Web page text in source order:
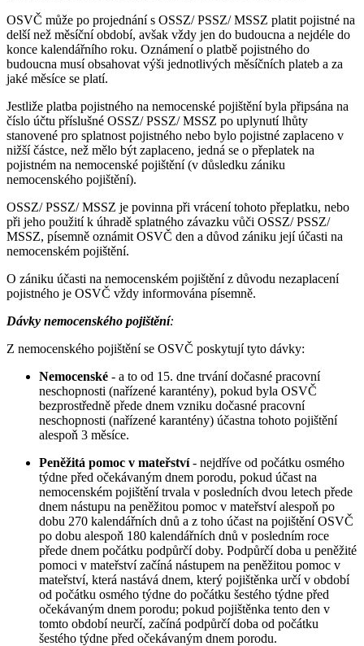
OSVČ může po projednání s OSSZ/ PSSZ/ MSSZ platit pojistné na
delší než měsíční období, avšak vždy jen do budoucna a nejdéle do
konce kalendářního roku. Oznámení o platbě pojistného do
budoucna musí obsahovat výši jednotlivých měsíčních plateb a za
jaké měsíce se platí.
Jestliže platba pojistného na nemocenské pojištění byla připsána na
číslo účtu příslušné OSSZ/ PSSZ/ MSSZ po uplynutí lhůty
stanovené pro splatnost pojistného nebo bylo pojistné zaplaceno v
nižší částce, než mělo být zaplaceno, jedná se o přeplatek na
pojistném na nemocenské pojištění (v důsledku zániku
nemocenského pojištění).
OSSZ/ PSSZ/ MSSZ je povinna při vrácení tohoto přeplatku, nebo
při jeho použití k úhradě splatného závazku vůči OSSZ/ PSSZ/
MSSZ, písemně oznámit OSVČ den a důvod zániku její účasti na
nemocenském pojištění.
O zániku účasti na nemocenském pojištění z důvodu nezaplacení
pojistného je OSVČ vždy informována písemně.
Dávky nemocenského pojištění:
Z nemocenského pojištění se OSVČ poskytují tyto dávky:
Nemocenské - a to od 15. dne trvání dočasné pracovní
neschopnosti (nařízené karantény), pokud byla OSVČ
bezprostředně přede dnem vzniku dočasné pracovní
neschopnosti (nařízené karantény) účastna tohoto pojištění
alespoň 3 měsíce.
Peněžitá pomoc v mateřství- nejdříve od počátku osmého
týdne před očekávaným dnem porodu, pokud účast na
nemocenském pojištění trvala v posledních dvou letech přede
dnem nástupu na peněžitou pomoc v mateřství alespoň po
dobu 270 kalendářních dnů a z toho účast na pojištění OSVČ
po dobu alespoň 180 kalendářních dnů v posledním roce
přede dnem počátku podpůrčí doby. Podpůrčí doba u peněžité
pomoci v mateřství začíná nástupem na peněžitou pomoc v
mateřství, která nastává dnem, který pojištěnka určí v období
od počátku osmého týdne do počátku šestého týdne před
očekávaným dnem porodu; pokud pojištěnka tento den v
tomto období neurčí, začíná podpůrčí doba od počátku
šestého týdne před očekávaným dnem porodu.